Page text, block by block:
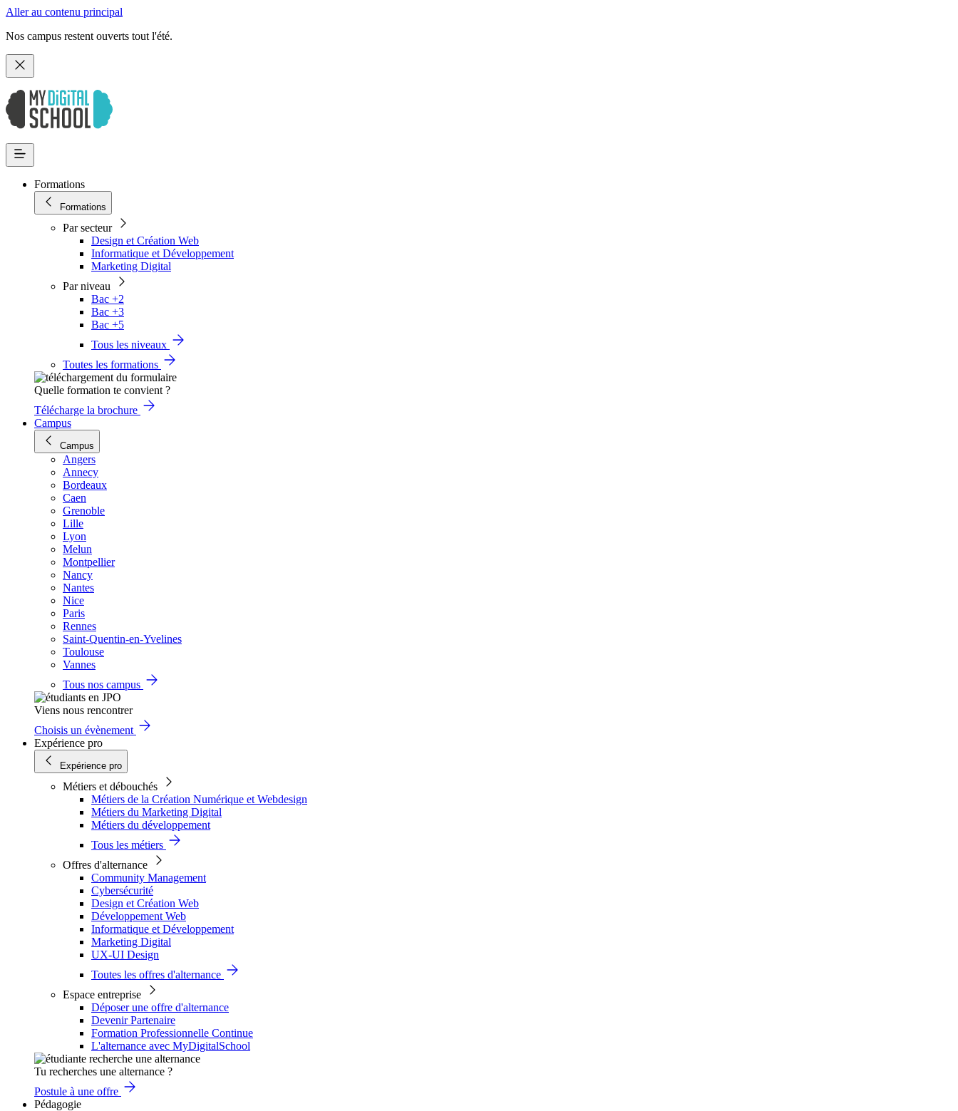
Aller au contenu principal
Nos campus restent ouverts tout l'été.
Formations
Formations
Par secteur
Design et Création Web
Informatique et Développement
Marketing Digital
Par niveau
Bac +2
Bac +3
Bac +5
Tous les niveaux
Toutes les formations
Quelle formation te convient ?
Télécharge la brochure
Campus
Campus
Angers
Annecy
Bordeaux
Caen
Grenoble
Lille
Lyon
Melun
Montpellier
Nancy
Nantes
Nice
Paris
Rennes
Saint-Quentin-en-Yvelines
Toulouse
Vannes
Tous nos campus
Viens nous rencontrer
Choisis un évènement
Expérience pro
Expérience pro
Métiers et débouchés
Métiers de la Création Numérique et Webdesign
Métiers du Marketing Digital
Métiers du développement
Tous les métiers
Offres d'alternance
Community Management
Cybersécurité
Design et Création Web
Développement Web
Informatique et Développement
Marketing Digital
UX-UI Design
Toutes les offres d'alternance
Espace entreprise
Déposer une offre d'alternance
Devenir Partenaire
Formation Professionnelle Continue
L'alternance avec MyDigitalSchool
Tu recherches une alternance ?
Postule à une offre
Pédagogie